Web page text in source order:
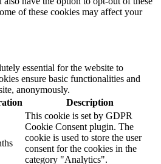
of these cookies may affect your
essential for the website to
ensure basic functionalities and
anonymously.
Description
This cookie is set by GDPR
Cookie Consent plugin. The
cookie is used to store the user
consent for the cookies in the
category "Analytics".